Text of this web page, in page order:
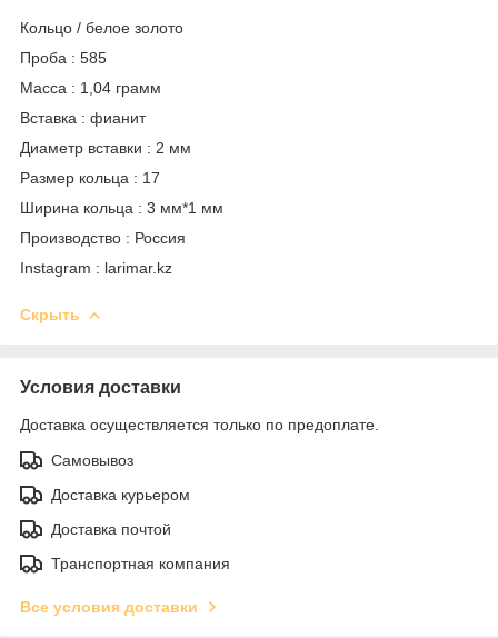
Кольцо / белое золото
Проба : 585
Масса : 1,04 грамм
Вставка : фианит
Диаметр вставки : 2 мм
Размер кольца : 17
Ширина кольца : 3 мм*1 мм
Производство : Россия
Instagram : larimar.kz
Скрыть
Условия доставки
Доставка осуществляется только по предоплате.
Самовывоз
Доставка курьером
Доставка почтой
Транспортная компания
Все условия доставки